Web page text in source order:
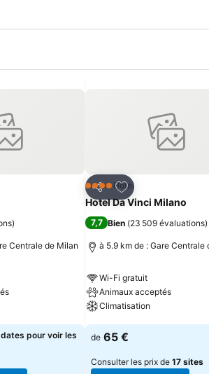
favoris
)
Centrale de Milan
pour voir les
Partager
Ajouter à mes
4 ÉtoilesHôtel
Hotel Da Vinci Milano
7,7 Bien (23 509 évaluations)
à 5.9 km de : Gare Centrale
Wi-Fi gratuit
Animaux acceptés
Climatisation
Consulter les prix
de 65 €
Consulter les prix de 17 sites